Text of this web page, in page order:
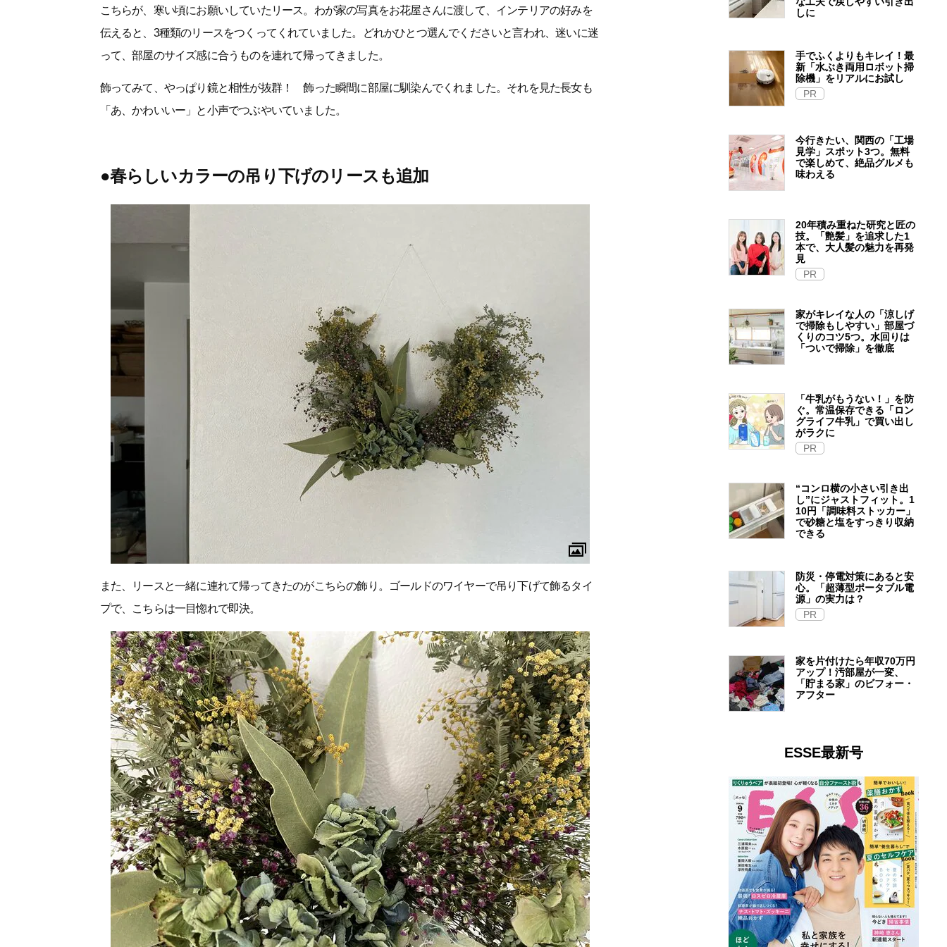
こちらが、寒い頃にお願いしていたリース。わが家の写真をお花屋さんに渡して、インテリアの好みを
伝えると、3種類のリースをつくってくれていました。どれかひとつ選んでくださいと言われ、迷いに迷
って、部屋のサイズ感に合うものを連れて帰ってきました。
飾ってみて、やっぱり鏡と相性が抜群！ 飾った瞬間に部屋に馴染んでくれました。それを見た長女も
「あ、かわいいー」と小声でつぶやいていました。
●春らしいカラーの吊り下げのリースも追加
また、リースと一緒に連れて帰ってきたのがこちらの飾り。ゴールドのワイヤーで吊り下げて飾るタイ
プで、こちらは一目惚れで即決。
しに
手でふくよりもキレイ！最
新「水ぶき両用ロボット掃
除機」をリアルにお試し
PR
今行きたい、関西の「工場
見学」スポット3つ。無料
で楽しめて、絶品グルメも
味わえる
20年積み重ねた研究と匠の
技。「艶髪」を追求した1
本で、大人髪の魅力を再発
見
PR
家がキレイな人の「涼しげ
で掃除もしやすい」部屋づ
くりのコツ5つ。水回りは
「ついで掃除」を徹底
「牛乳がもうない！」を防
ぐ。常温保存できる「ロン
グライフ牛乳」で買い出し
がラクに
PR
“コンロ横の小さい引き出
し”にジャストフィット。1
10円「調味料ストッカー」
で砂糖と塩をすっきり収納
できる
防災・停電対策にあると安
心。「超薄型ポータブル電
源」の実力は？​
PR
家を片付けたら年収70万円
アップ！汚部屋が一変、
「貯まる家」のビフォー・
アフター
ESSE最新号